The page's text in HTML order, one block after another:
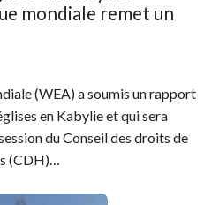
mondiale remet un
(WEA) a soumis un rapport
en Kabylie et qui sera
du Conseil des droits de
(CDH)…